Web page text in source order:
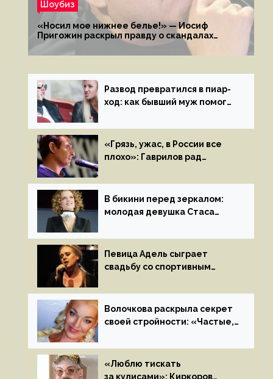
Шоубиз
«Носил мое нижнее белье!» — Иосиф
Пригожин раскрыл правду о скандалах
с мужем своей экс-жены
Развод превратился в пиар-
ход: как бывший муж помог
«Грязь, ужас, в России все
плохо»: Гаврилов рад
иноагентов
В бикини перед зеркалом:
молодая девушка Стаса
на камеру
Певица Адель сыграет
свадьбу со спортивным
летом
Волочкова раскрыла секрет
своей стройности: «Частые,
«Люблю тискать
за кулисами»: Киркоров